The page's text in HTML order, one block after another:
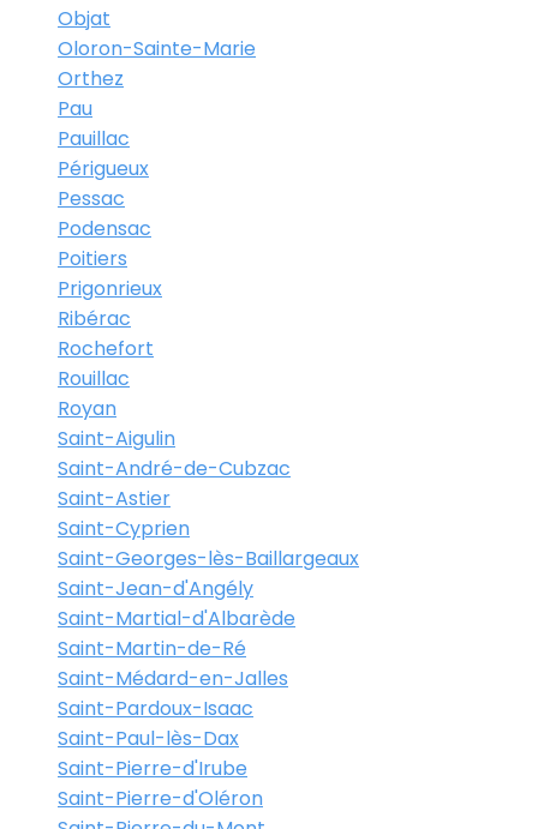
Objat
Oloron-Sainte-Marie
Orthez
Pau
Pauillac
Périgueux
Pessac
Podensac
Poitiers
Prigonrieux
Ribérac
Rochefort
Rouillac
Royan
Saint-Aigulin
Saint-André-de-Cubzac
Saint-Astier
Saint-Cyprien
Saint-Georges-lès-Baillargeaux
Saint-Jean-d'Angély
Saint-Martial-d'Albarède
Saint-Martin-de-Ré
Saint-Médard-en-Jalles
Saint-Pardoux-Isaac
Saint-Paul-lès-Dax
Saint-Pierre-d'Irube
Saint-Pierre-d'Oléron